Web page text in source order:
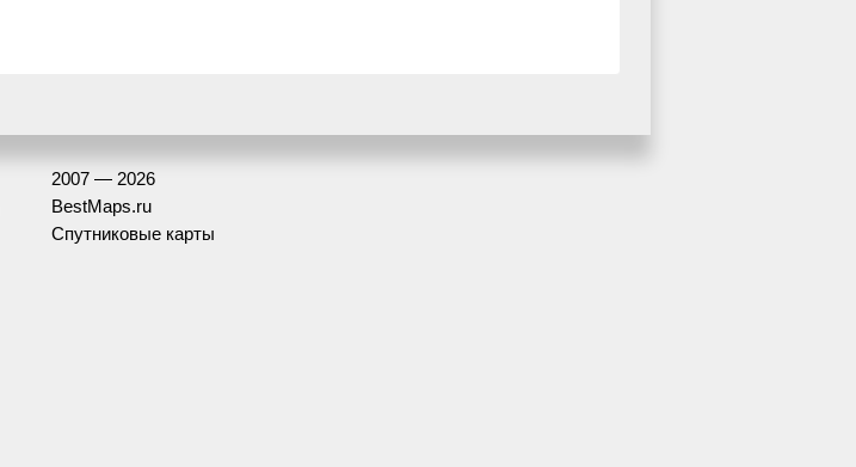
2007 — 2026
BestMaps.ru
Спутниковые карты